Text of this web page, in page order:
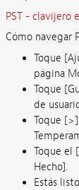
PST - clavijero
Cómo navegar
Toque
página
Toque
de
Toque
Toque el
Hecho].
Estás